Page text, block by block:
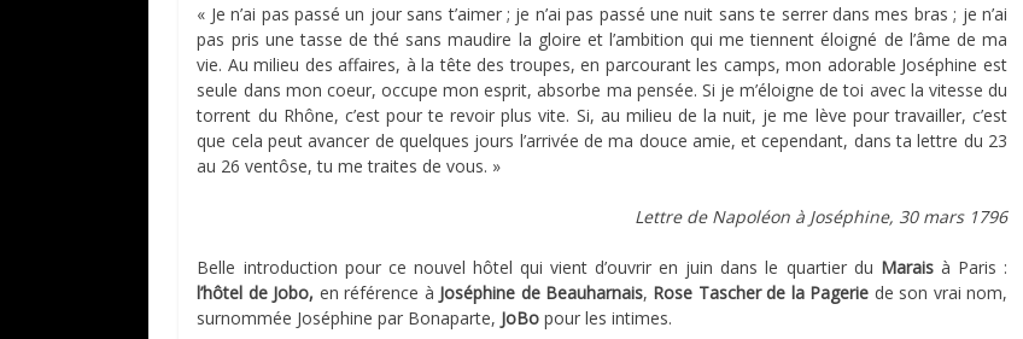
« Je n’ai pas passé un jour sans t’aimer ; je n’ai pas passé une nuit sans te serrer dans mes bras ; je n’ai
pas pris une tasse de thé sans maudire la gloire et l’ambition qui me tiennent éloigné de l’âme de ma
vie. Au milieu des affaires, à la tête des troupes, en parcourant les camps, mon adorable Joséphine est
seule dans mon coeur, occupe mon esprit, absorbe ma pensée. Si je m’éloigne de toi avec la vitesse du
torrent du Rhône, c’est pour te revoir plus vite. Si, au milieu de la nuit, je me lève pour travailler, c’est
que cela peut avancer de quelques jours l’arrivée de ma douce amie, et cependant, dans ta lettre du 23
au 26 ventôse, tu me traites de vous. »
Lettre de Napoléon à Joséphine, 30 mars 1796
Belle introduction pour ce nouvel hôtel qui vient d’ouvrir en juin dans le quartier du Maraisà Paris :
l’hôtel de Jobo, en référence à Joséphine de Beauharnais, Rose Tascher de la Pagerie de son vrai nom,
surnommée Joséphine par Bonaparte, JoBo pour les intimes.